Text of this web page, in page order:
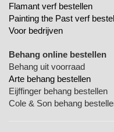
Flamant verf bestellen
Painting the Past verf
Voor bedrijven
Behang online bestellen
Behang uit voorraad
Arte behang bestellen
Eijffinger behang bestellen
Cole & Son behang